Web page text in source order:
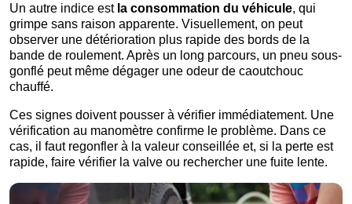
Un autre indice est la consommation du véhicule, qui
grimpe sans raison apparente. Visuellement, on peut
observer une détérioration plus rapide des bords de la
bande de roulement. Après un long parcours, un pneu sous-
gonflé peut même dégager une odeur de caoutchouc
chauffé.
Ces signes doivent pousser à vérifier immédiatement. Une
vérification au manomètre confirme le problème. Dans ce
cas, il faut regonfler à la valeur conseillée et, si la perte est
rapide, faire vérifier la valve ou rechercher une fuite lente.